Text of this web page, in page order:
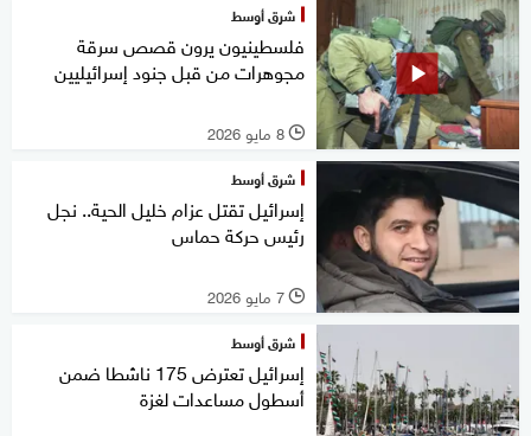
شرق أوسط
فلسطينيون يرون قصص سرقة
مجوهرات من قبل جنود إسرائيليين
l 8 مايو 2026
شرق أوسط
إسرائيل تقتل عزام خليل الحية.. نجل
رئيس حركة حماس
l 7 مايو 2026
شرق أوسط
إسرائيل تعترض 175 ناشطا ضمن
أسطول مساعدات لغزة